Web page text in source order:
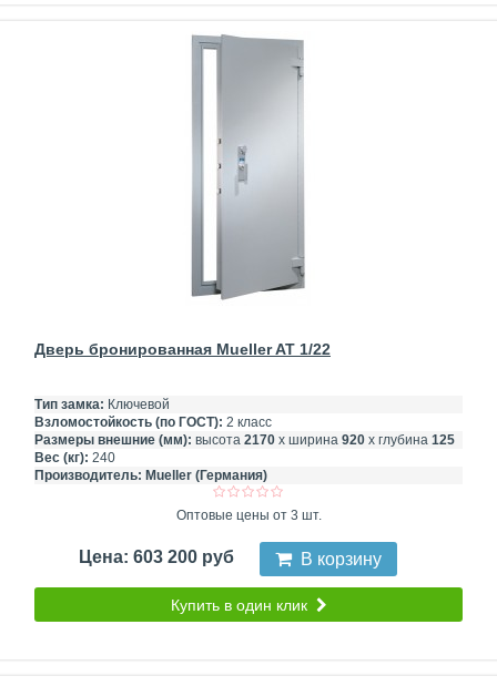
Дверь бронированная Mueller AT 1/22
Тип замка: Ключевой
Взломостойкость (по ГОСТ): 2 класс
Размеры внешние (мм): высота 2170 х ширина 920 х глубина 125
Вес (кг): 240
Производитель: Mueller (Германия)
Оптовые цены от 3 шт.
Цена: 603 200 руб В корзину
Купить в один клик